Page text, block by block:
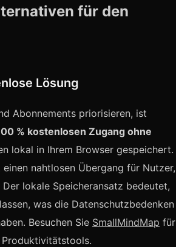
für den
Lösung
Abonnements priorisieren, ist
% kostenlosen Zugang ohne
lokal in Ihrem Browser gespeichert.
nahtlosen Übergang für Nutzer,
lokale Speicheransatz bedeutet,
was die Datenschutzbedenken
Besuchen Sie SmallMindMap für